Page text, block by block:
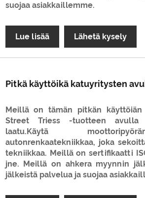
suojaa asiakkaillemme.
Lue lisää Lähetä kysely
Pitkä käyttöikä katuyritysten
Meillä on tämän pitkän käyttöiän
Street Triess -tuotteen avulla
laatu.Käytä
autonrenkaatekniikkaa, joka
tekniikkaa. Meillä on sertifikaatti
jne. Meillä on ahkera myynnin
jälkeistä palvelua ja suojaa